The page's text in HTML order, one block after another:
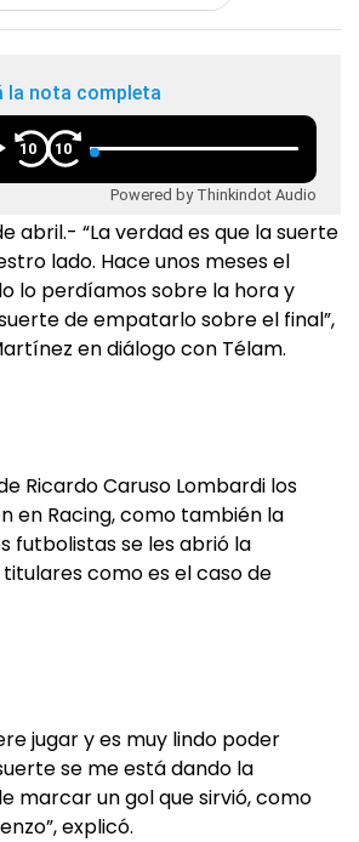
la nota completa
10 10
Powered by Thinkindot Audio
abril.- “La verdad es que la suerte
lado. Hace unos meses el
lo perdíamos sobre la hora y
de empatarlo sobre el final”,
en diálogo con Télam.
Ricardo Caruso Lombardi los
en Racing, como también la
futbolistas se les abrió la
como es el caso de
jugar y es muy lindo poder
se me está dando la
marcar un gol que sirvió, como
explicó.